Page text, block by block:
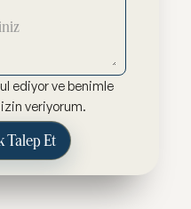
ediyor ve benimle
veriyorum.